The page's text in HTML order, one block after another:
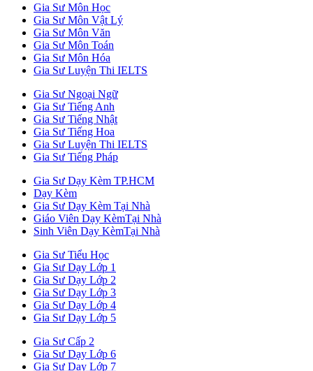
Gia Sư Môn Học
Gia Sư Môn Vật Lý
Gia Sư Môn Văn
Gia Sư Môn Toán
Gia Sư Môn Hóa
Gia Sư Luyện Thi IELTS
Gia Sư Ngoại Ngữ
Gia Sư Tiếng Anh
Gia Sư Tiếng Nhật
Gia Sư Tiếng Hoa
Gia Sư Luyện Thi IELTS
Gia Sư Tiếng Pháp
Gia Sư Dạy Kèm TP.HCM
Dạy Kèm
Gia Sư Dạy Kèm Tại Nhà
Giáo Viên Dạy KèmTại Nhà
Sinh Viên Dạy KèmTại Nhà
Gia Sư Tiểu Học
Gia Sư Dạy Lớp 1
Gia Sư Dạy Lớp 2
Gia Sư Dạy Lớp 3
Gia Sư Dạy Lớp 4
Gia Sư Dạy Lớp 5
Gia Sư Cấp 2
Gia Sư Dạy Lớp 6
Gia Sư Dạy Lớp 7